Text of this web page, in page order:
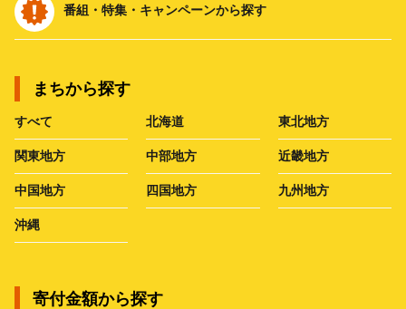
番組・特集・キャンペーンから探す
まちから探す
すべて 北海道 東北地方
関東地方 中部地方 近畿地方
中国地方 四国地方 九州地方
沖縄
寄付金額から探す